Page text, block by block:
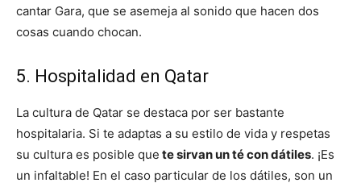
cantar Gara, que se asemeja al sonido que hacen dos
cosas cuando chocan.
5. Hospitalidad en Qatar
La cultura de Qatar se destaca por ser bastante
hospitalaria. Si te adaptas a su estilo de vida y respetas
su cultura es posible que te sirvan un té con dátiles. ¡Es
un infaltable! En el caso particular de los dátiles, son un